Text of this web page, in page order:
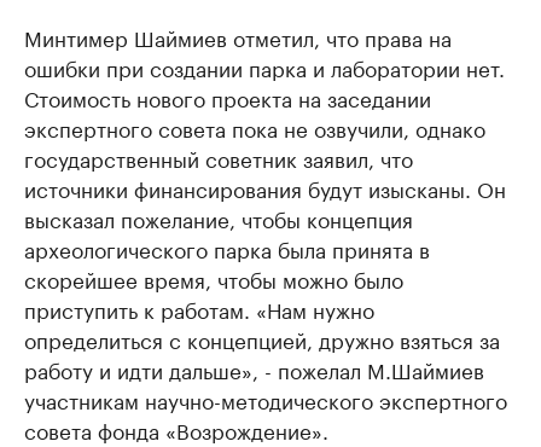
Минтимер Шаймиев отметил, что права на
ошибки при создании парка и лаборатории нет.
Стоимость нового проекта на заседании
экспертного совета пока не озвучили, однако
государственный советник заявил, что
источники финансирования будут изысканы. Он
высказал пожелание, чтобы концепция
археологического парка была принята в
скорейшее время, чтобы можно было
приступить к работам. «Нам нужно
определиться с концепцией, дружно взяться за
работу и идти дальше», - пожелал М.Шаймиев
участникам научно-методического экспертного
совета фонда «Возрождение».